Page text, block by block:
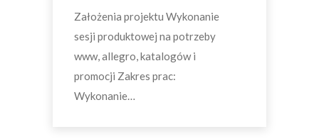
Założenia projektu Wykonanie
sesji produktowej na potrzeby
www, allegro, katalogów i
promocji Zakres prac:
Wykonanie…